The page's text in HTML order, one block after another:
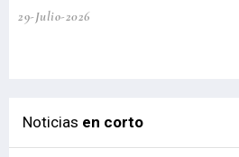
29-Julio-2026
Noticias en corto